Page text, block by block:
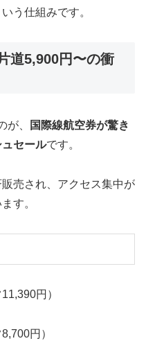
いう仕組みです。
道5,900円〜の衝
が、
国際線航空券が驚き
セールです。
売され、アクセス集中が
す。
円）
円）